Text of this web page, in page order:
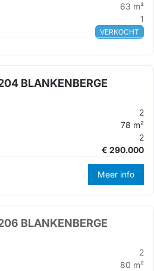
63 m²
1
VERKOCHT
BLANKENBERGE
2
78 m²
2
€ 290.000
Meer info
BLANKENBERGE
2
80 m²